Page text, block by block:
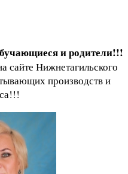
и родители!!!
сайте Нижнетагильского
производств и